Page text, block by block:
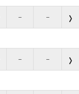
– –
– –